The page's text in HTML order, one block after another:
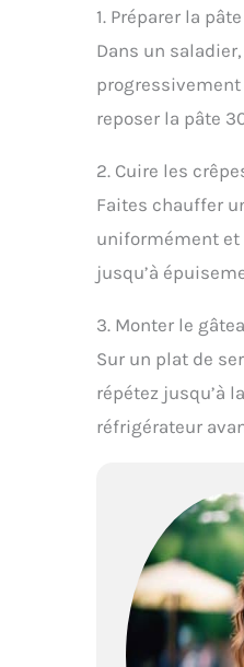
1. Préparer la
Dans un
reposer la pâte
2. Cuire les
Faites chauffer
uniformément et
jusqu’à
3. Monter le
Sur un plat de
répétez jusqu’à
réfrigérateur